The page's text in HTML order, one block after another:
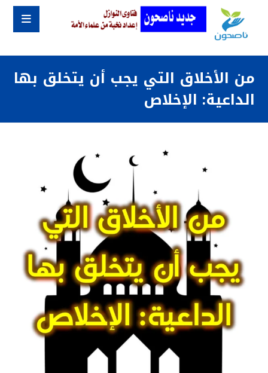
من الأخلاق التي يجب أن يتخلق بها
الداعية: الإخلاص